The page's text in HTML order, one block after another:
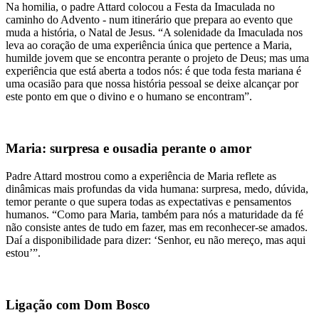
Na homilia, o padre Attard colocou a Festa da Imaculada no
caminho do Advento - num itinerário que prepara ao evento que
muda a história, o Natal de Jesus. “A solenidade da Imaculada nos
leva ao coração de uma experiência única que pertence a Maria,
humilde jovem que se encontra perante o projeto de Deus; mas uma
experiência que está aberta a todos nós: é que toda festa mariana é
uma ocasião para que nossa história pessoal se deixe alcançar por
este ponto em que o divino e o humano se encontram”.
Maria: surpresa e ousadia perante o amor
Padre Attard mostrou como a experiência de Maria reflete as
dinâmicas mais profundas da vida humana: surpresa, medo, dúvida,
temor perante o que supera todas as expectativas e pensamentos
humanos. “Como para Maria, também para nós a maturidade da fé
não consiste antes de tudo em fazer, mas em reconhecer-se amados.
Daí a disponibilidade para dizer: ‘Senhor, eu não mereço, mas aqui
estou’”.
Ligação com Dom Bosco